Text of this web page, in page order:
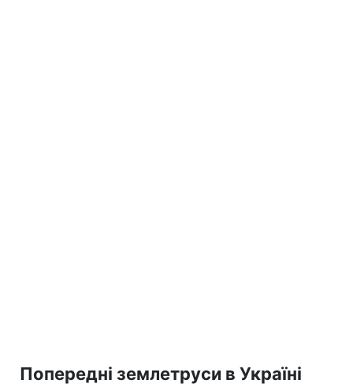
Попередні землетруси в Україні